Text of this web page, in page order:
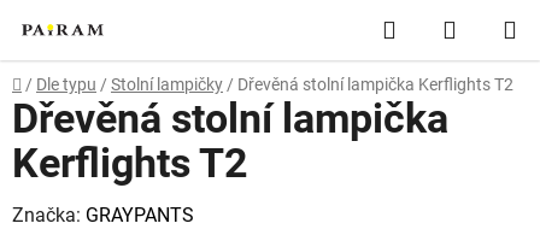
obsah
Hledat
KOŠÍK
Domů
/ Dle typu / Stolní lampičky / Dřevěná stolní lampička Kerflights T2
Dřevěná stolní lampička
Kerflights T2
Značka: GRAYPANTS